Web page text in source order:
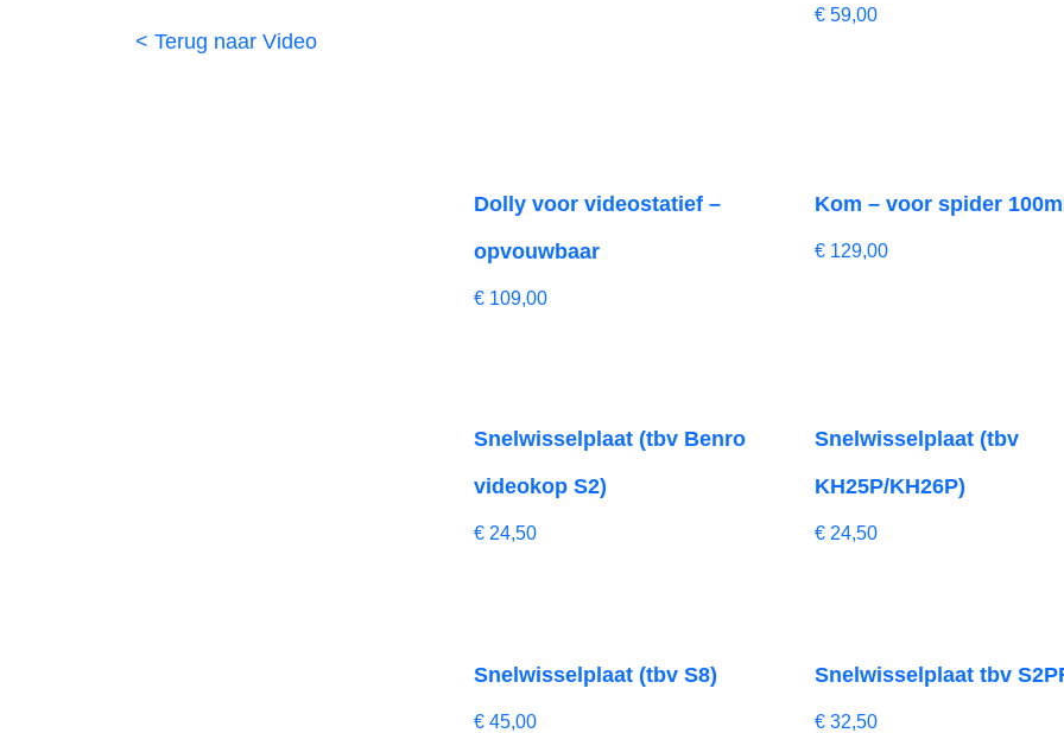
< Terug naar Video
€ 59,00
Dolly voor videostatief –
opvouwbaar
€ 109,00
Kom – voor spider
€ 129,00
Snelwisselplaat (tbv Benro
videokop S2)
€ 24,50
Snelwisselplaat (tbv
KH25P/KH26P)
€ 24,50
Snelwisselplaat (tbv S8)
€ 45,00
Snelwisselplaat tbv
€ 32,50